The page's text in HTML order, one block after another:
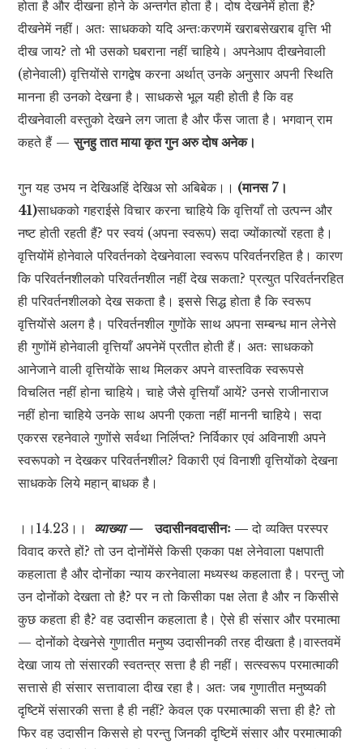
होता है और दीखना होने के अन्तर्गत होता है। दोष देखनेमें होता है?
दीखनेमें नहीं। अतः साधकको यदि अन्तःकरणमें खराबसेखराब वृत्ति भी
दीख जाय? तो भी उसको घबराना नहीं चाहिये। अपनेआप दीखनेवाली
(होनेवाली) वृत्तियोंसे रागद्वेष करना अर्थात् उनके अनुसार अपनी स्थिति
मानना ही उनको देखना है। साधकसे भूल यही होती है कि वह
दीखनेवाली वस्तुको देखने लग जाता है और फँस जाता है। भगवान् राम
कहते हैं —सुनहु तात माया कृत गुन अरु दोष अनेक।
गुन यह उभय न देखिअहिं देखिअ सो अबिबेक।। (मानस 7।
41)साधकको गहराईसे विचार करना चाहिये कि वृत्तियाँ तो उत्पन्न और
नष्ट होती रहती हैं? पर स्वयं (अपना स्वरूप) सदा ज्योंकात्यों रहता है।
वृत्तियोंमें होनेवाले परिवर्तनको देखनेवाला स्वरूप परिवर्तनरहित है। कारण
कि परिवर्तनशीलको परिवर्तनशील नहीं देख सकता? प्रत्युत परिवर्तनरहित
ही परिवर्तनशीलको देख सकता है। इससे सिद्ध होता है कि स्वरूप
वृत्तियोंसे अलग है। परिवर्तनशील गुणोंके साथ अपना सम्बन्ध मान लेनेसे
ही गुणोंमें होनेवाली वृत्तियाँ अपनेमें प्रतीत होती हैं। अतः साधकको
आनेजाने वाली वृत्तियोंके साथ मिलकर अपने वास्तविक स्वरूपसे
विचलित नहीं होना चाहिये। चाहे जैसे वृत्तियाँ आयें? उनसे राजीनाराज
नहीं होना चाहिये उनके साथ अपनी एकता नहीं माननी चाहिये। सदा
एकरस रहनेवाले गुणोंसे सर्वथा निर्लिप्त? निर्विकार एवं अविनाशी अपने
स्वरूपको न देखकर परिवर्तनशील? विकारी एवं विनाशी वृत्तियोंको देखना
साधकके लिये महान् बाधक है।
।।14.23।। व्याख्या — उदासीनवदासीनः —दो व्यक्ति परस्पर
विवाद करते हों? तो उन दोनोंमेंसे किसी एकका पक्ष लेनेवाला पक्षपाती
कहलाता है और दोनोंका न्याय करनेवाला मध्यस्थ कहलाता है। परन्तु जो
उन दोनोंको देखता तो है? पर न तो किसीका पक्ष लेता है और न किसीसे
कुछ कहता ही है? वह उदासीन कहलाता है। ऐसे ही संसार और परमात्मा
— दोनोंको देखनेसे गुणातीत मनुष्य उदासीनकी तरह दीखता है।वास्तवमें
देखा जाय तो संसारकी स्वतन्त्र सत्ता है ही नहीं। सत्स्वरूप परमात्माकी
सत्तासे ही संसार सत्तावाला दीख रहा है। अतः जब गुणातीत मनुष्यकी
दृष्टिमें संसारकी सत्ता है ही नहीं? केवल एक परमात्माकी सत्ता ही है? तो
फिर वह उदासीन किससे हो परन्तु जिनकी दृष्टिमें संसार और परमात्माकी